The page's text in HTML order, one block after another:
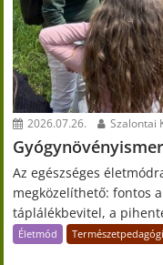
2026.07.26. Szalontai
Az egészséges
megközelíthető: fontos
táplálékbevitel, a
Életmód